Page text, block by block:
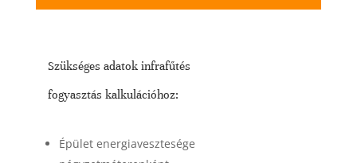
Szükséges adatok infrafűtés
fogyasztás kalkulációhoz:
Épület energiavesztesége